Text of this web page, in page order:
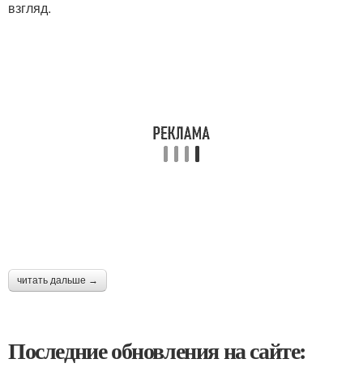
взгляд.
читать дальше →
Последние обновления на сайте: